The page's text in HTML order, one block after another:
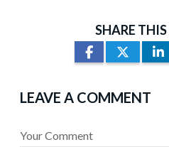
SHARE
LEAVE A COMMENT
Your Comment